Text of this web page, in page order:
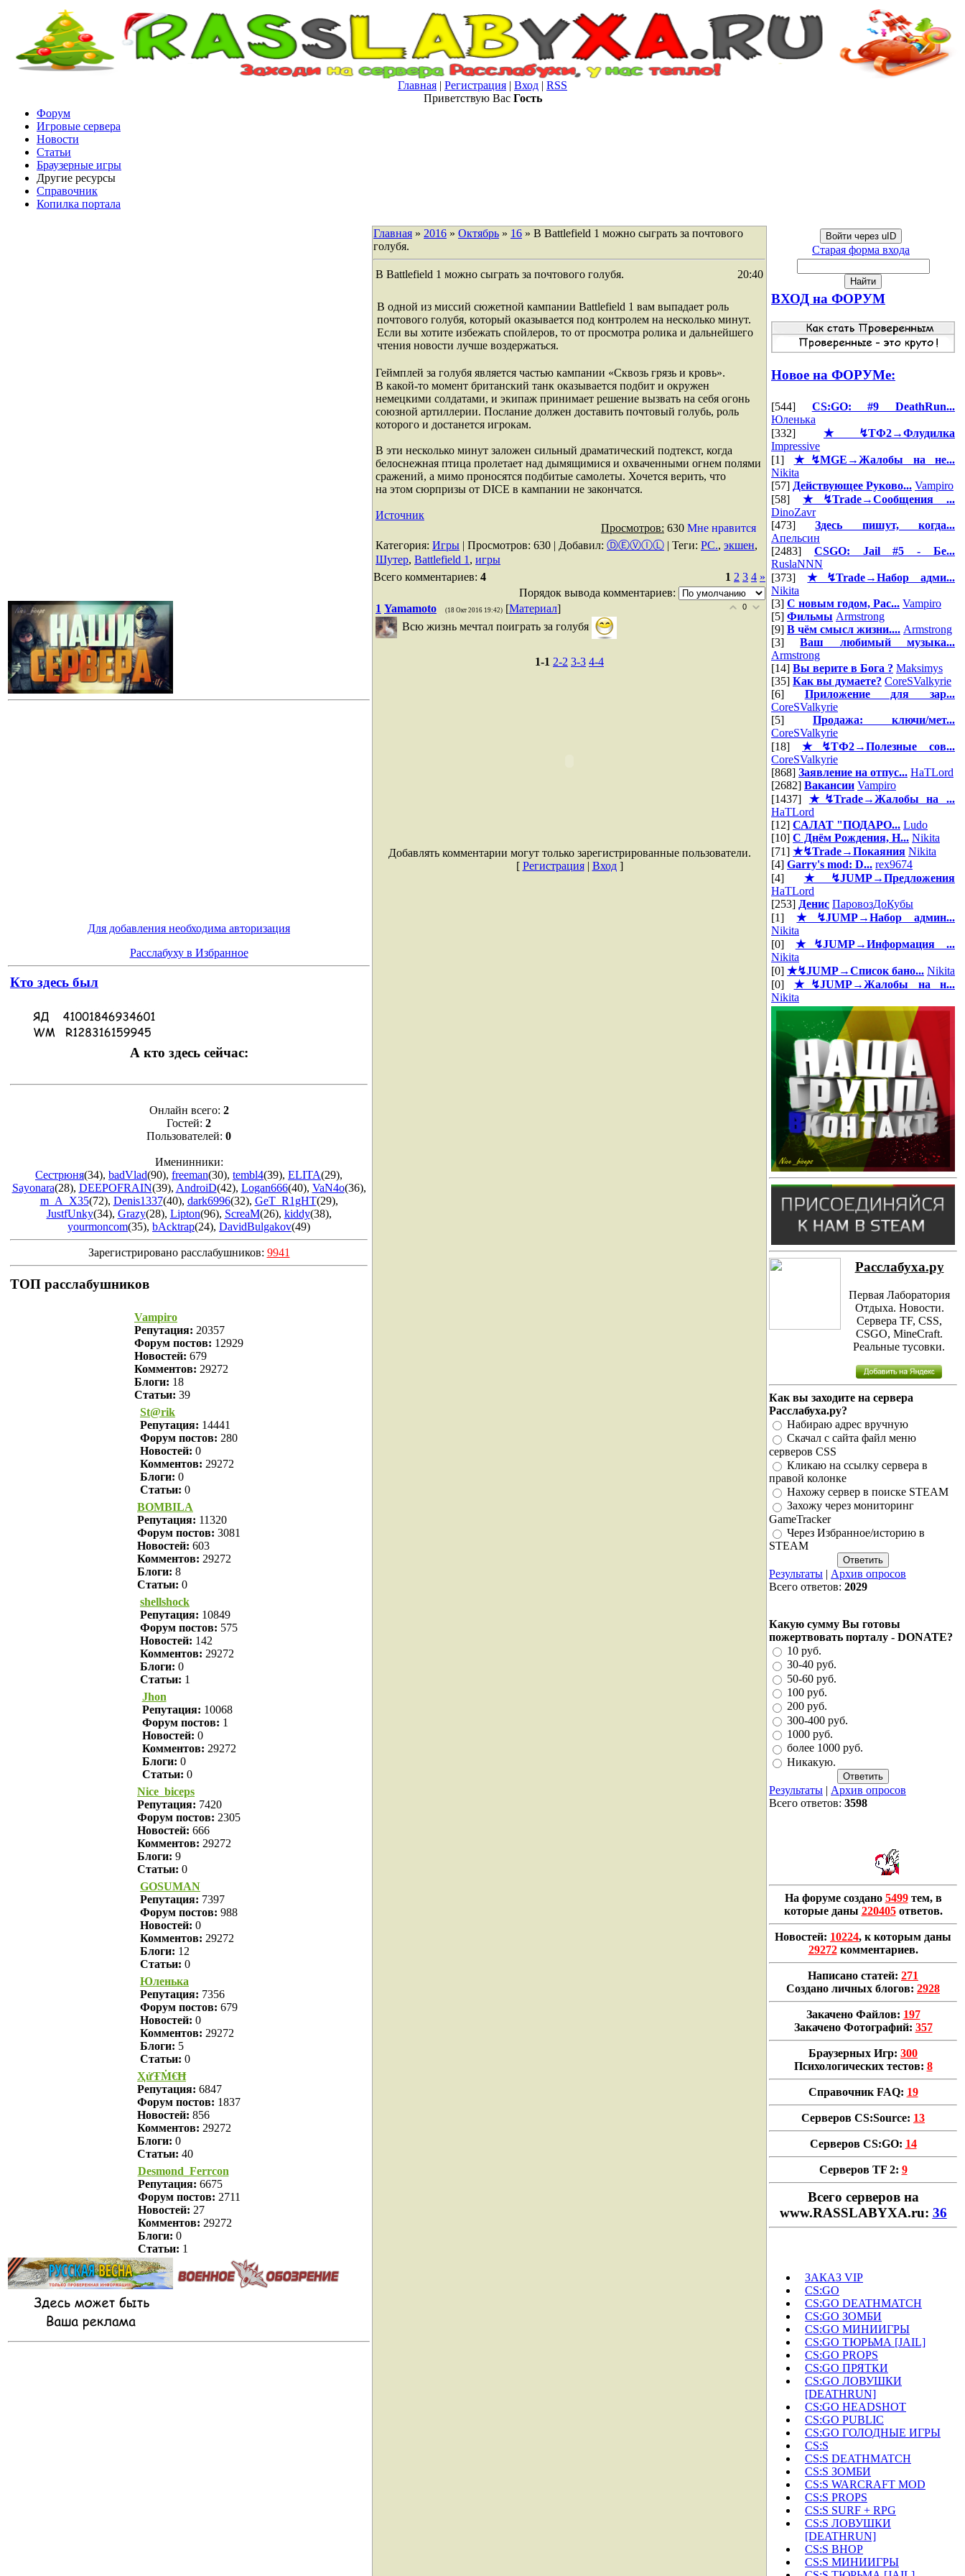
Главная | Регистрация | Вход | RSS
Приветствую Вас Гость
Форум
Игровые сервера
Новости
Статьи
Браузерные игры
Другие ресурсы
Справочник
Копилка портала
Для добавления необходима авторизация
Расслабуху в Избранное
Кто здесь был
А кто здесь сейчас:
Онлайн всего: 2
Гостей: 2
Пользователей: 0
Именинники:
Сестрюня(34), badVlad(90), freeman(30), tembl4(39), ELITA(29),
Sayonara(28), DEEPOFRAIN(39), AndroiD(42), Logan666(40), VaN4o(36),
m_A_X35(72), Denis1337(40), dark6996(32), GeT_R1gHT(29),
JustfUnky(34), Grazy(28), Lipton(96), ScreaM(26), kiddy(38),
yourmoncom(35), bAcktrap(24), DavidBulgakov(49)
Зарегистрировано расслабушников: 9941
ТОП расслабушников
Vampiro
Репутация: 20357
Форум постов: 12929
Новостей: 679
Комментов: 29272
Блоги: 18
Статьи: 39
St@rik
Репутация: 14441
Форум постов: 280
Новостей: 0
Комментов: 29272
Блоги: 0
Статьи: 0
BOMBILA
Репутация: 11320
Форум постов: 3081
Новостей: 603
Комментов: 29272
Блоги: 8
Статьи: 0
shellshock
Репутация: 10849
Форум постов: 575
Новостей: 142
Комментов: 29272
Блоги: 0
Статьи: 1
Jhon
Репутация: 10068
Форум постов: 1
Новостей: 0
Комментов: 29272
Блоги: 0
Статьи: 0
Nice_biceps
Репутация: 7420
Форум постов: 2305
Новостей: 666
Комментов: 29272
Блоги: 9
Статьи: 0
GOSUMAN
Репутация: 7397
Форум постов: 988
Новостей: 0
Комментов: 29272
Блоги: 12
Статьи: 0
Юленька
Репутация: 7356
Форум постов: 679
Новостей: 0
Комментов: 29272
Блоги: 5
Статьи: 0
ҲửŦṀ€Ħ
Репутация: 6847
Форум постов: 1837
Новостей: 856
Комментов: 29272
Блоги: 0
Статьи: 40
Desmond_Ferrcon
Репутация: 6675
Форум постов: 2711
Новостей: 27
Комментов: 29272
Блоги: 0
Статьи: 1
Главная » 2016 » Октябрь » 16 » В Battlefield 1 можно сыграть за почтового
голубя.
В Battlefield 1 можно сыграть за почтового голубя. 20:40
В одной из миссий сюжетной кампании Battlefield 1 вам выпадает роль
почтового голубя, который оказывается под контролем на несколько минут.
Если вы хотите избежать спойлеров, то от просмотра ролика и дальнейшего
чтения новости лучше воздержаться.
Геймплей за голубя является частью кампании «Сквозь грязь и кровь».
В какой-то момент британский танк оказывается подбит и окружен
немецкими солдатами, и экипаж принимает решение вызвать на себя огонь
союзной артиллерии. Послание должен доставить почтовый голубь, роль
которого и достанется игрокам.
В эти несколько минут заложен сильный драматический подтекст, когда
белоснежная птица пролетает над дымящимися и охваченными огнем полями
сражений, а мимо проносятся подбитые самолеты. Хочется верить, что
на этом сюрпризы от DICE в кампании не закончатся.
Источник
Просмотров: 630 Мне нравится
Категория: Игры | Просмотров: 630 | Добавил: ⒹⒺⓋⒾⓁ | Теги: PC., экшен,
Шутер, Battlefield 1 , игры
Всего комментариев: 4 1 2 3 4 »
Порядок вывода комментариев:
0
1 Yamamoto (18 Окт 2016 19:42) [Материал]
Всю жизнь мечтал поиграть за голубя
1-1 2-2 3-3 4-4
Добавлять комментарии могут только зарегистрированные пользователи.
[ Регистрация| Вход]
Войти через uID
Старая форма входа
ВХОД на ФОРУМ
Новое на ФОРУМе:
[544] CS:GO: #9 DeathRun...
Юленька
[332] ★↯ТФ2→Флудилка
Impressive
[1] ★↯MGE→Жалобы на не...
Nikita
[57] Действующее Руково... Vampiro
[58] ★↯Trade→Сообщения ...
DinoZavr
[473]Здесь пишут, когда...
Апельсин
[2483] CSGO: Jail #5 - Бе...
RuslaNNN
[373]★↯Trade→Набор адми...
Nikita
[3] С новым годом, Рас... Vampiro
[5] Фильмы Armstrong
[9] В чём смысл жизни.... Armstrong
[3]Ваш любимый музыка...
Armstrong
[14] Вы верите в Бога ? Maksimys
[35] Как вы думаете? CoreSValkyrie
[6] Приложение для зар...
CoreSValkyrie
[5] Продажа: ключи/мет...
CoreSValkyrie
[18] ★↯ТФ2→Полезные сов...
CoreSValkyrie
[868] Заявление на отпус... HaTLord
[2682] Вакансии Vampiro
[1437] ★↯Trade→Жалобы на ...
HaTLord
[12] САЛАТ "ПОДАРО... Ludo
[10] С Днём Рождения, Н... Nikita
[71] ★↯Trade→Покаяния Nikita
[4] Garry's mod: D... rex9674
[4] ★↯JUMP→Предложения
HaTLord
[253] Денис ПаровозДоКубы
[1]★↯JUMP→Набор админ...
Nikita
[0] ★↯JUMP→Информация ...
Nikita
[0] ★↯JUMP→Список бано... Nikita
[0] ★↯JUMP→Жалобы на н...
Nikita
Расслабуха.ру
Первая Лаборатория
Отдыха. Новости.
Сервера TF, CSS,
CSGO, MineCraft.
Реальные тусовки.
Как вы заходите на сервера
Расслабуха.ру?
Набираю адрес вручную
Скачал с сайта файл меню
серверов CSS
Кликаю на ссылку сервера в
правой колонке
Нахожу сервер в поиске STEAM
Захожу через мониторинг
GameTracker
Через Избранное/историю в
STEAM
Результаты | Архив опросов
Всего ответов: 2029
Какую сумму Вы готовы
пожертвовать порталу - DONATE?
10 руб.
30-40 руб.
50-60 руб.
100 руб.
200 руб.
300-400 руб.
1000 руб.
более 1000 руб.
Никакую.
Результаты | Архив опросов
Всего ответов: 3598
На форуме создано 5499тем, в
которые даны 220405ответов.
Новостей: 10224, к которым даны
29272комментариев.
Написано статей: 271
Создано личных блогов: 2928
Закачено Файлов: 197
Закачено Фотографий: 357
Браузерных Игр: 300
Психологических тестов: 8
Справочник FAQ: 19
Серверов CS:Source: 13
Серверов CS:GO: 14
Серверов TF 2: 9
Всего cерверов на
www.RASSLABYXA.ru: 36
ЗАКАЗ VIP
CS:GO
CS:GO DEATHMATCH
CS:GO ЗОМБИ
CS:GO МИНИИГРЫ
CS:GO ТЮРЬМА [JAIL]
CS:GO PROPS
CS:GO ПРЯТКИ
CS:GO ЛОВУШКИ
[DEATHRUN]
CS:GO HEADSHOT
CS:GO PUBLIC
CS:GO ГОЛОДНЫЕ ИГРЫ
CS:S
CS:S DEATHMATCH
CS:S ЗОМБИ
CS:S WARCRAFT MOD
CS:S PROPS
CS:S SURF + RPG
CS:S ЛОВУШКИ
[DEATHRUN]
CS:S BHOP
CS:S МИНИИГРЫ